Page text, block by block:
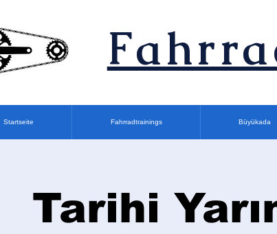
Startseite Fahrradtrainings Büyükada
Tarihi